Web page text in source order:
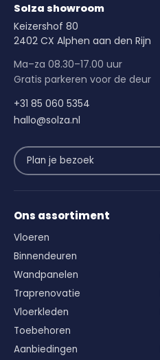
Solza showroom
Keizershof 80
2402 CX Alphen aan den Rijn
Ma–za 08.30–17.00 uur
Gratis parkeren voor de deur
+31 85 060 5354
hallo@solza.nl
Plan je bezoek
Ons assortiment
Vloeren
Binnendeuren
Wandpanelen
Traprenovatie
Vloerkleden
Toebehoren
Aanbiedingen